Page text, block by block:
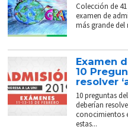
Colección de
examen de
más grande del
Examen
10
resolver
10 preguntas
deberían
conocimientos
estas...